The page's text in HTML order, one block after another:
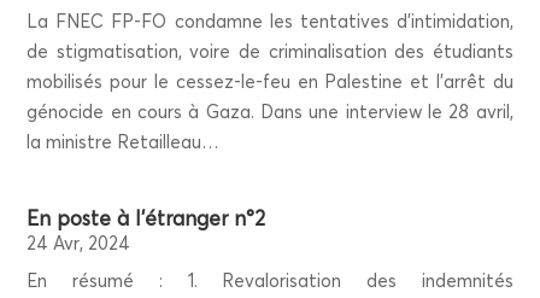
La FNEC FP-FO condamne les ten­ta­tives d’intimidation,
de stig­ma­ti­sa­tion, voire de cri­mi­na­li­sa­tion des étu­diants
mobi­li­sés pour le ces­sez-le-feu en Pales­tine et l’arrêt du
géno­cide en cours à Gaza. Dans une inter­view le 28 avril,
la ministre Retailleau…
En poste à l’é­tran­ger n°2
24 Avr, 2024
En résu­mé : 1. Reva­lo­ri­sa­tion des indem­ni­tés